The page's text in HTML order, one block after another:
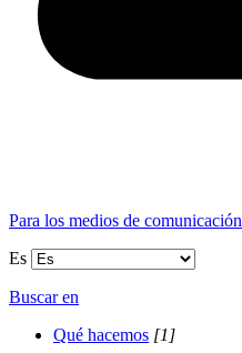
Para los medios de comunicación
Es
Buscar en
Qué hacemos [1]